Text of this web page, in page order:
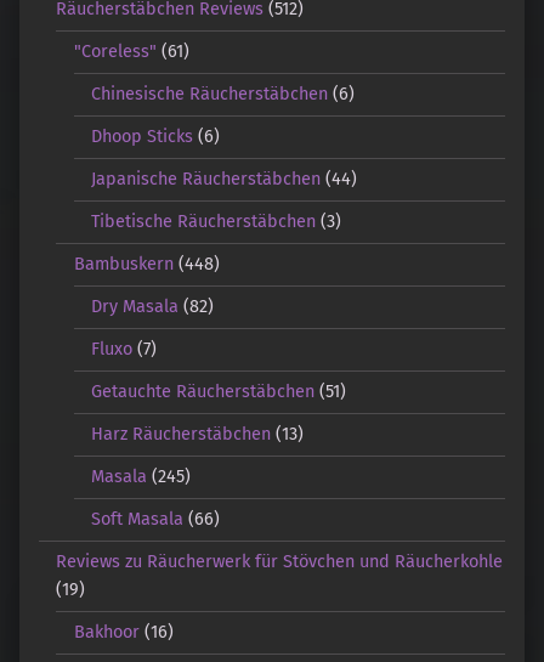
Räucherstäbchen Reviews (512)
"Coreless" (61)
Chinesische Räucherstäbchen (6)
Dhoop Sticks (6)
Japanische Räucherstäbchen (44)
Tibetische Räucherstäbchen (3)
Bambuskern(448)
Dry Masala (82)
Fluxo (7)
Getauchte Räucherstäbchen (51)
Harz Räucherstäbchen (13)
Masala (245)
Soft Masala (66)
Reviews zu Räucherwerk für Stövchen und Räucherkohle
(19)
Bakhoor(16)